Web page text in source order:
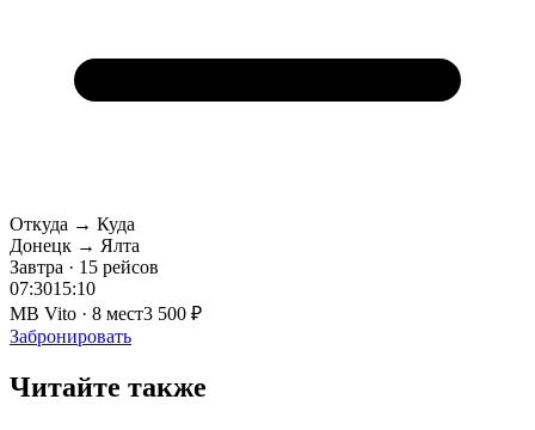
Откуда → Куда
Донецк → Ялта
Завтра · 15 рейсов
07:3015:10
MB Vito · 8 мест3 500 ₽
Забронировать
Читайте также